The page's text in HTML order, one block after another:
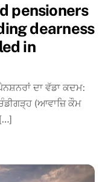
pensioners
dearness
in
ਦਾ ਵੱਡਾ ਕਦਮ:
(ਆਵਾਜ਼ਿ ਕੌਮ